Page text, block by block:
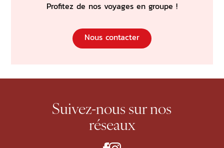
Profitez de nos voyages en groupe !
Nous contacter
Suivez-nous sur nos
réseaux